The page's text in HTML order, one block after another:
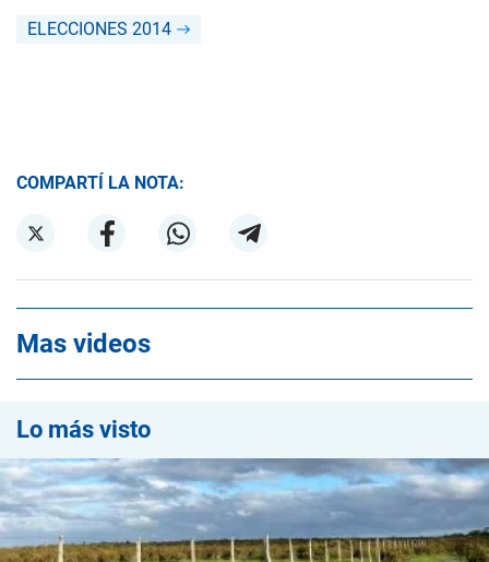
ELECCIONES 2014
COMPARTÍ LA NOTA:
Mas videos
Lo más visto